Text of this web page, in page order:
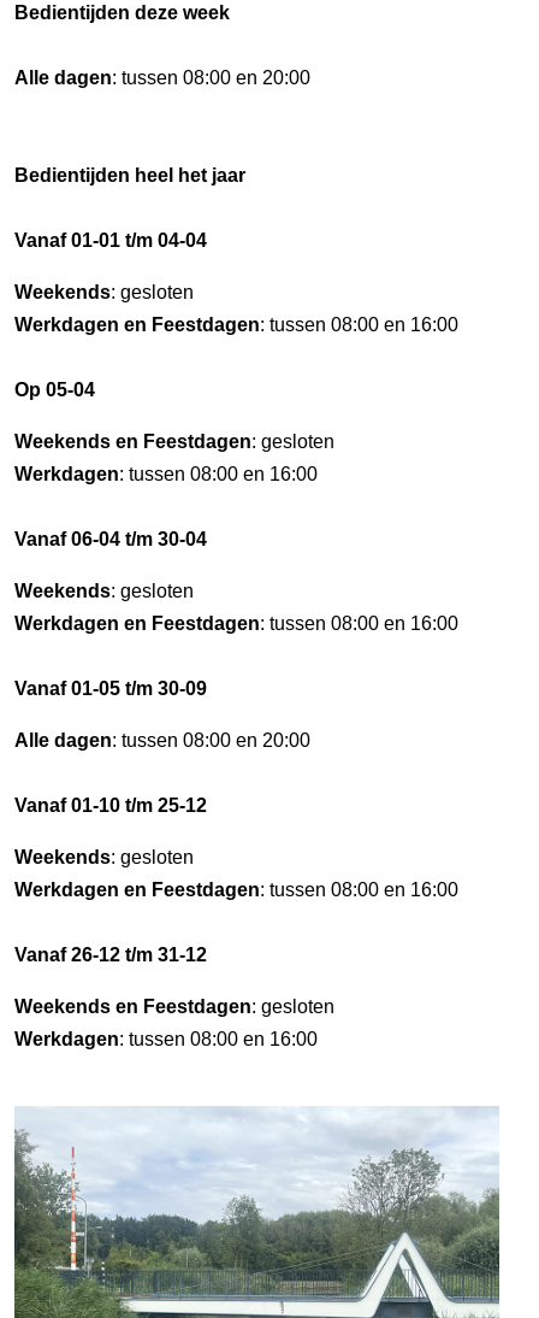
Bedientijden deze week
Alle dagen: tussen 08:00 en 20:00
Bedientijden heel het jaar
Vanaf 01-01 t/m 04-04
Weekends: gesloten
Werkdagen en Feestdagen: tussen 08:00 en 16:00
Op 05-04
Weekends en Feestdagen: gesloten
Werkdagen: tussen 08:00 en 16:00
Vanaf 06-04 t/m 30-04
Weekends: gesloten
Werkdagen en Feestdagen: tussen 08:00 en 16:00
Vanaf 01-05 t/m 30-09
Alle dagen: tussen 08:00 en 20:00
Vanaf 01-10 t/m 25-12
Weekends: gesloten
Werkdagen en Feestdagen: tussen 08:00 en 16:00
Vanaf 26-12 t/m 31-12
Weekends en Feestdagen: gesloten
Werkdagen: tussen 08:00 en 16:00